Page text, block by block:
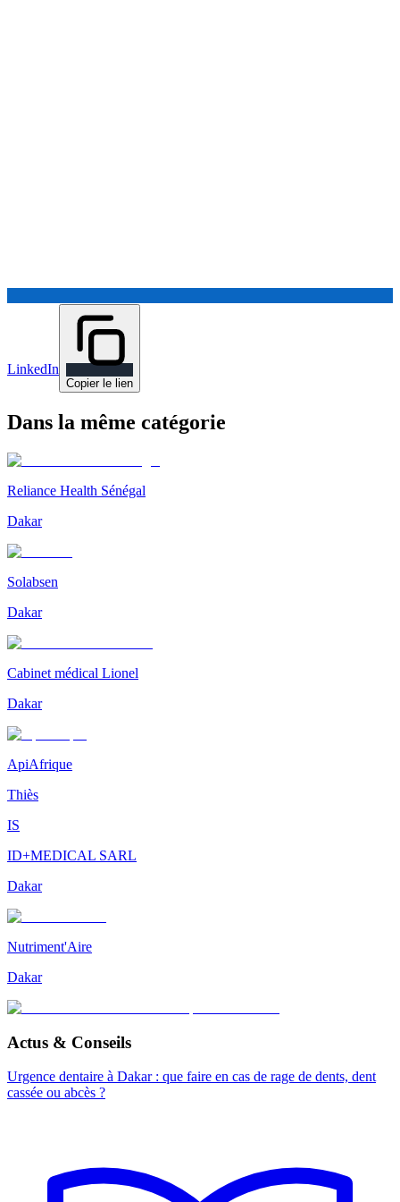
LinkedIn
Copier le lien
Dans la même catégorie
Reliance Health Sénégal
Dakar
Solabsen
Dakar
Cabinet médical Lionel
Dakar
ApiAfrique
Thiès
IS
ID+MEDICAL SARL
Dakar
Nutriment'Aire
Dakar
Actus & Conseils
Urgence dentaire à Dakar : que faire en cas de rage de dents, dent
cassée ou abcès ?